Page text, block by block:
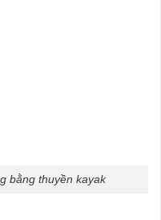
bằng thuyền kayak